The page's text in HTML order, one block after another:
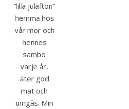
”lilla julafton”
hemma hos
vår mor och
hennes
sambo
varje år,
äter god
mat och
umgås. Min